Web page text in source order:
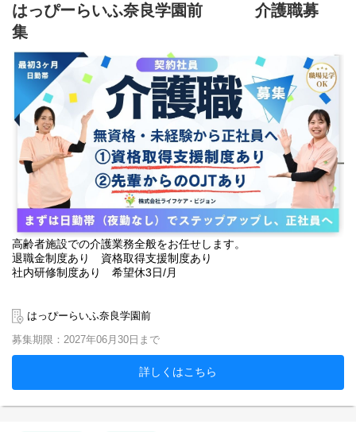
はっぴーらいふ奈良学園前 介護職募
集
高齢者施設での介護業務全般をお任せします。
退職金制度あり 資格取得支援制度あり
社内研修制度あり 希望休3日/月
正社員登用を望まれる求職者が、ご自身のペースで
ステップ１：日勤帯のみでしっかりと仕事を覚える
ステップ２：夜勤を経験し、無理なく勤務ができることを確
認
その後、正社員登用となる制度です ※1
はっぴーらいふ奈良学園前
募集期限：2027年06月30日まで
詳しくはこちら